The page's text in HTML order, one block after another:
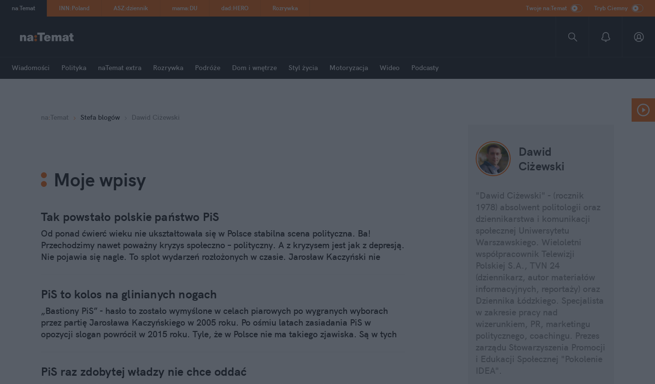
na:Temat INN:Poland ASZ:dziennik mama:DU dad:HERO Rozrywka Twoje na:Temat Tryb Ciemny
Wiadomości Polityka naTemat extra Rozrywka Podróże Dom i wnętrze Styl życia Motoryzacja Wideo Podcasty
na:Temat Stefa blogów Dawid Ciżewski
Moje wpisy
Tak powstało polskie państwo PiS
Od ponad ćwierć wieku nie ukształtowała się w Polsce stabilna scena polityczna. Ba!
Przechodzimy nawet poważny kryzys społeczno – polityczny. A z kryzysem jest jak z depresją.
Nie pojawia się nagle. To splot wydarzeń rozłożonych w czasie. Jarosław Kaczyński nie
demoluje dzisiaj Polskę?
PiS to kolos na glinianych nogach
„Bastiony PiS” - hasło to zostało wymyślone w celach piarowych po wygranych wyborach
przez partię Jarosława Kaczyńskiego w 2005 roku. Po ośmiu latach zasiadania PiS w
opozycji slogan powrócił w 2015 roku. Tyle, że w Polsce nie ma takiego zjawiska. Są w tych
największą mistyfikację PiS, partii kreowanej na silną i zwartą w szeregach.
PiS raz zdobytej władzy nie chce oddać
Dawid
Ciżewski
"Dawid Ciżewski" - (rocznik
1978) absolwent politologii oraz
dziennikarstwa i komunikacji
społecznej Uniwersytetu
Warszawskiego. Wieloletni
współpracownik Telewizji
Polskiej S.A., TVN 24
(dziennikarz, autor materiałów
informacyjnych, reportaży) oraz
Dziennika Łódzkiego. Specjalista
w zakresie pracy nad
wizerunkiem, PR, marketingu
politycznego, coachingu. Prezes
zarządu Stowarzyszenia Promocji
i Edukacji Społecznej "Pokolenie
IDEA".